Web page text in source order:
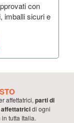
con
imballi sicuri e
affettatrici, parti di
affettatricidi ogni
in tutta Italia.